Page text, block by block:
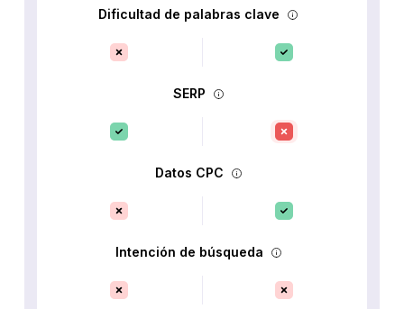
Dificultad de palabras clave
SERP
Datos CPC
Intención de búsqueda